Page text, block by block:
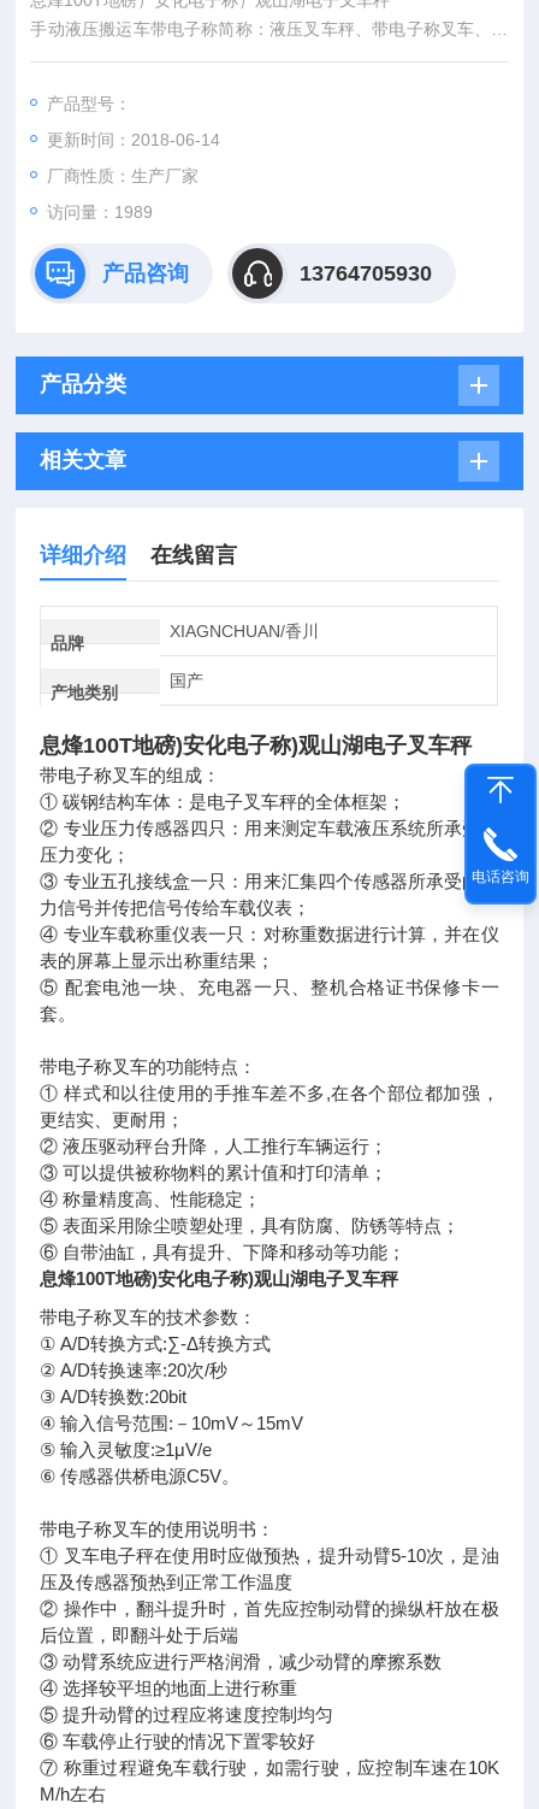
手动液压搬运车带电子称简称：液压叉车秤、带电子称叉车、叉
车秤、电子叉车磅、地牛秤。主要用来计重，也可加装计数和计
了叉车和电子秤的各自特点，更大的提高了工厂生产作业率；实
现了在搬运过程中就可以完成称重功能，为工厂大大地节约了时
间。
产品型号：
更新时间：2018-06-14
厂商性质：生产厂家
访问量：1989
产品咨询 13764705930
产品分类
相关文章
详细介绍 在线留言
品牌
XIAGNCHUAN/香川
产地类别
国产
息烽100T地磅)安化电子称)观山湖电子叉车秤
带电子称叉车的组成：
① 碳钢结构车体：是电子叉车秤的全体框架；
② 专业压力传感器四只：用来测定车载液压系统所承受的
压力变化；
③ 专业五孔接线盒一只：用来汇集四个传感器所承受的压
力信号并传把信号传给车载仪表；
④ 专业车载称重仪表一只：对称重数据进行计算，并在仪
表的屏幕上显示出称重结果；
⑤ 配套电池一块、充电器一只、整机合格证书保修卡一
套。
带电子称叉车的功能特点：
① 样式和以往使用的手推车差不多,在各个部位都加强，
更结实、更耐用；
② 液压驱动秤台升降，人工推行车辆运行；
③ 可以提供被称物料的累计值和打印清单；
④ 称量精度高、性能稳定；
⑤ 表面采用除尘喷塑处理，具有防腐、防锈等特点；
⑥ 自带油缸，具有提升、下降和移动等功能；
息烽100T地磅)安化电子称)观山湖电子叉车秤
带电子称叉车的技术参数：
① A/D转换方式:∑-Δ转换方式
② A/D转换速率:20次/秒
③ A/D转换数:20bit
④ 输入信号范围:－10mV～15mV
⑤ 输入灵敏度:≥1μV/e
⑥ 传感器供桥电源C5V。
带电子称叉车的使用说明书：
① 叉车电子秤在使用时应做预热，提升动臂5-10次，是油
压及传感器预热到正常工作温度
② 操作中，翻斗提升时，首先应控制动臂的操纵杆放在极
后位置，即翻斗处于后端
③ 动臂系统应进行严格润滑，减少动臂的摩擦系数
④ 选择较平坦的地面上进行称重
⑤ 提升动臂的过程应将速度控制均匀
⑥ 车载停止行驶的情况下置零较好
⑦ 称重过程避免车载行驶，如需行驶，应控制车速在10K
M/h左右
电话咨询